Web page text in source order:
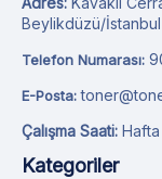
Beylikdüzü/İstanbul
Telefon Numarası:
E-Posta:
Çalışma Saati:
Kategoriler